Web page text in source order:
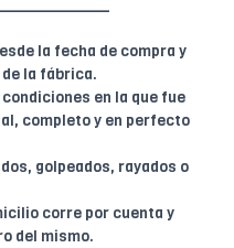
la fecha de compra y
la fábrica.
en la que fue
completo y en perfecto
golpeados, rayados o
corre por cuenta y
del mismo.